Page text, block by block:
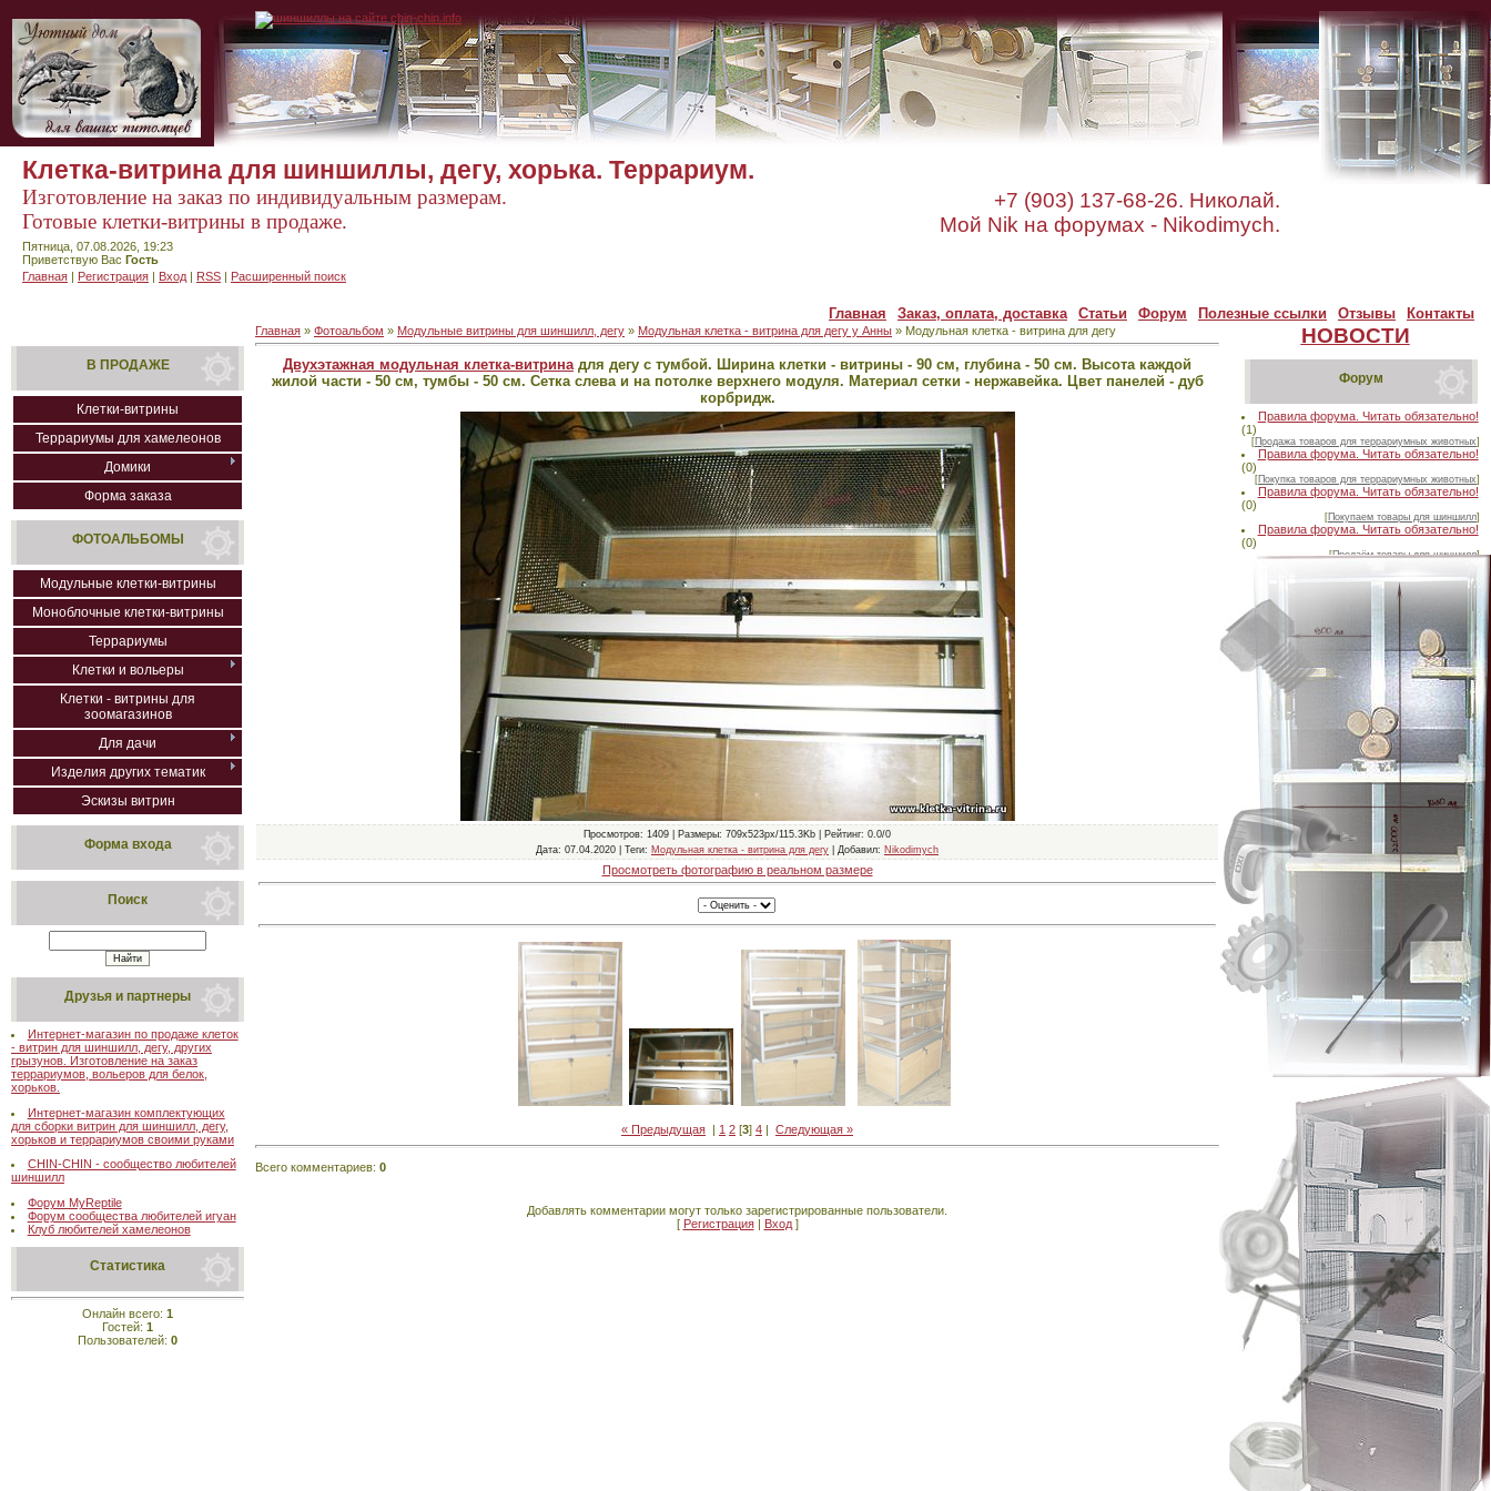
Клетка-витрина для шиншиллы, дегу, хорька. Террариум.
Изготовление на заказ по индивидуальным размерам.
Готовые клетки-витрины в продаже.
Пятница, 07.08.2026, 19:23
Приветствую Вас Гость
Главная | Регистрация | Вход | RSS | Расширенный поиск
+7 (903) 137-68-26. Николай.
Мой Nik на форумах - Nikodimych.
Главная Заказ, оплата, доставка Статьи Форум Полезные ссылки Отзывы Контакты
В ПРОДАЖЕ
Клетки-витрины
Террариумы для хамелеонов
Домики
Форма заказа
ФОТОАЛЬБОМЫ
Модульные клетки-витрины
Моноблочные клетки-витрины
Террариумы
Клетки и вольеры
Клетки - витрины для
зоомагазинов
Для дачи
Изделия других тематик
Эскизы витрин
Форма входа
Поиск
Друзья и партнеры
Интернет-магазин по продаже клеток
- витрин для шиншилл, дегу, других
грызунов. Изготовление на заказ
террариумов, вольеров для белок,
хорьков.
Интернет-магазин комплектующих
для сборки витрин для шиншилл, дегу,
хорьков и террариумов своими руками
CHIN-CHIN - сообщество любителей
шиншилл
Форум MyReptile
Форум сообщества любителей игуан
Клуб любителей хамелеонов
Статистика
Онлайн всего: 1
Гостей: 1
Пользователей: 0
Главная » Фотоальбом » Модульные витрины для шиншилл, дегу » Модульная клетка - витрина для дегу у Анны » Модульная клетка - витрина для дегу
Двухэтажная модульная клетка-витрина для дегу с тумбой. Ширина клетки - витрины - 90 см, глубина - 50 см. Высота каждой
жилой части - 50 см, тумбы - 50 см. Сетка слева и на потолке верхнего модуля. Материал сетки - нержавейка. Цвет панелей - дуб
корбридж.
Просмотров: 1409 | Размеры: 709x523px/115.3Kb | Рейтинг: 0.0/0
Дата: 07.04.2020 | Теги: Модульная клетка - витрина для дегу Добавил: Nikodimych
Просмотреть фотографию в реальном размере
« Предыдущая | 1 2 [3] 4 | Следующая »
Всего комментариев: 0
Добавлять комментарии могут только зарегистрированные пользователи.
[ Регистрация| Вход]
НОВОСТИ
Форум
Правила форума. Читать обязательно!
(1)
[Продажа товаров для террариумных животных]
Правила форума. Читать обязательно!
(0)
[Покупка товаров для террариумных животных]
Правила форума. Читать обязательно!
(0)
[Покупаем товары для шиншилл]
Правила форума. Читать обязательно!
(0)
[Продаём товары для шиншилл]